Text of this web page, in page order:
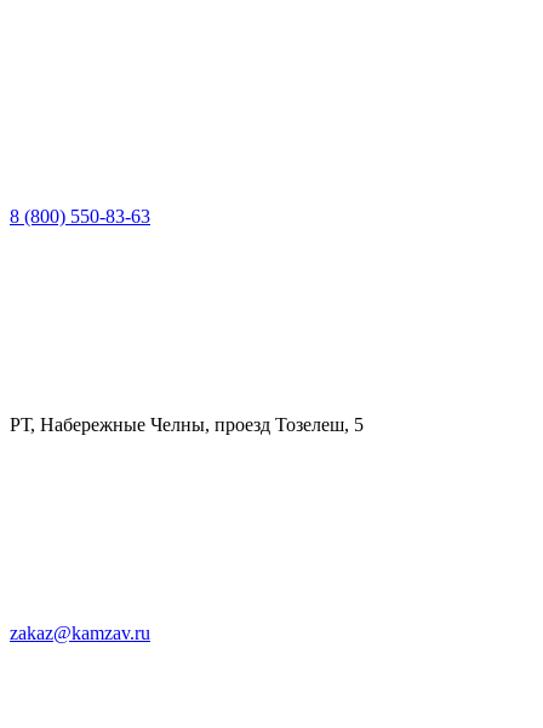
8 (800) 550-83-63
РТ, Набережные Челны, проезд Тозелеш, 5
zakaz@kamzav.ru